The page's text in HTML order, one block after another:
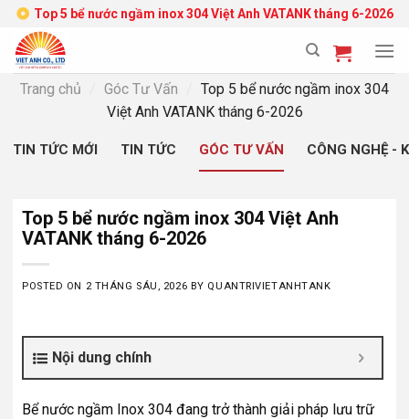
Skip
content
Top 5 bể nước ngầm inox 304 Việt Anh VATANK tháng 6-2026
Trang chủ Góc Tư Vấn
Top 5 bể nước ngầm inox 304
Việt Anh VATANK tháng 6-2026
TIN TỨC MỚI TIN TỨC GÓC TƯ VẤN CÔNG NGHỆ -
Top 5 bể nước ngầm inox 304 Việt Anh
VATANK tháng 6-2026
POSTED ON 2 THÁNG SÁU, 2026 BY QUANTRIVIETANHTANK
Nội dung chính
Bể nước ngầm Inox 304 đang trở thành giải pháp lưu trữ